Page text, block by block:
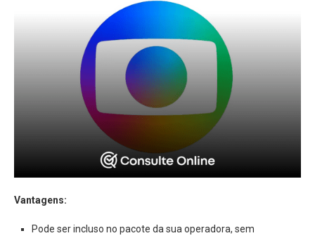
Vantagens:
Pode ser incluso no pacote da sua operadora, sem